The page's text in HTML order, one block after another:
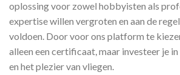
oplossing voor zowel hobbyisten als
expertise willen vergroten en aan de
voldoen. Door voor ons platform te
alleen een certificaat, maar investeer je
en het plezier van vliegen.